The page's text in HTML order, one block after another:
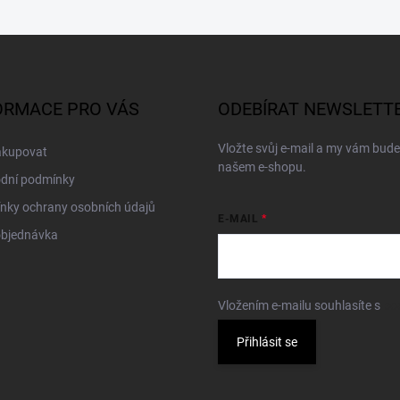
PRO VÁS
podmínky
ochrany osobních údajů
ODEBÍRAT
Vložte svůj e-mail a my vám
našem e-shopu.
E-MAIL
Vložením e-mailu souhlasíte s
Přihlásit se